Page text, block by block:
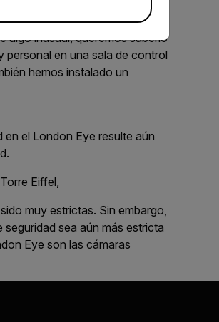
seguro de día y de
algo inusual, queremos saberlo
personal en una sala de control
hemos instalado un
el London Eye resulte aún
Eiffel,
muy estrictas. Sin embargo,
sea aún más estricta
Eye son las cámaras